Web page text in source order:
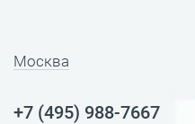
Москва
+7 (495) 988-7667